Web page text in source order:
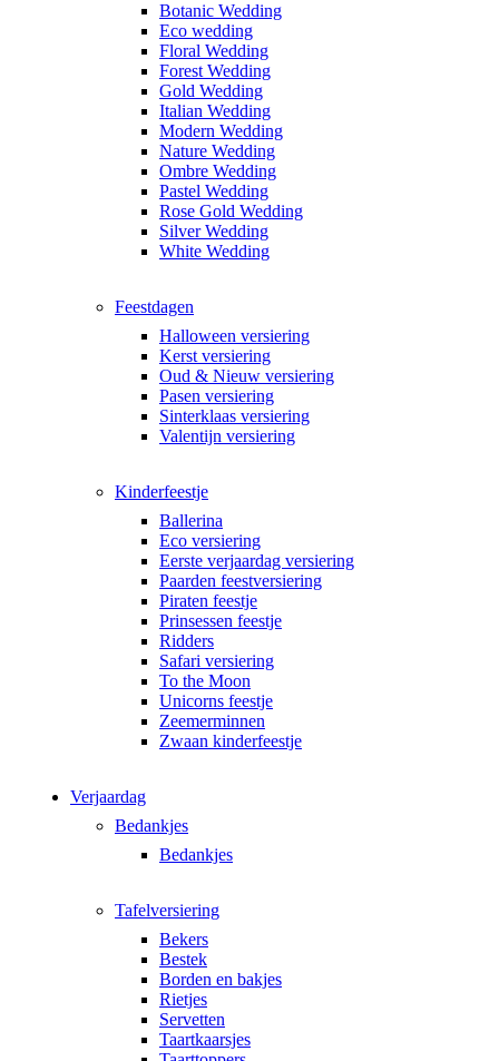
Botanic Wedding
Eco wedding
Floral Wedding
Forest Wedding
Gold Wedding
Italian Wedding
Modern Wedding
Nature Wedding
Ombre Wedding
Pastel Wedding
Rose Gold Wedding
Silver Wedding
White Wedding
Feestdagen
Halloween versiering
Kerst versiering
Oud & Nieuw versiering
Pasen versiering
Sinterklaas versiering
Valentijn versiering
Kinderfeestje
Ballerina
Eco versiering
Eerste verjaardag versiering
Paarden feestversiering
Piraten feestje
Prinsessen feestje
Ridders
Safari versiering
To the Moon
Unicorns feestje
Zeemerminnen
Zwaan kinderfeestje
Verjaardag
Bedankjes
Bedankjes
Tafelversiering
Bekers
Bestek
Borden en bakjes
Rietjes
Servetten
Taartkaarsjes